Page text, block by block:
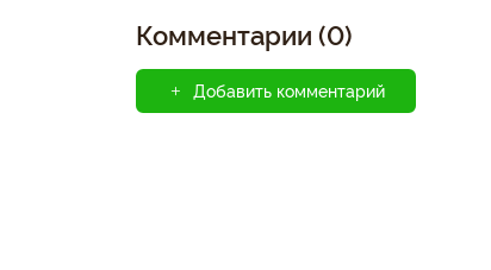
Комментарии (0)
Добавить комментарий